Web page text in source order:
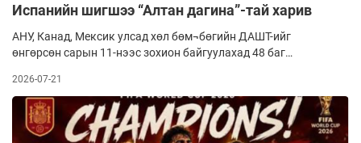
Испанийн шигшээ “Алтан дагина”-тай харив
АНУ, Канад, Мексик улсад хөл бөм¬бөгийн ДАШТ-ийг
өнгөрсөн сарын 11-нээс зохион байгуулахад 48 баг
болсон тэмцээний аваргын төлөөх тоглолтод Испанийн
шигшээ Аргентины багийг нэмэлт цагт 1:0-ээр яллаа.
2026-07-21